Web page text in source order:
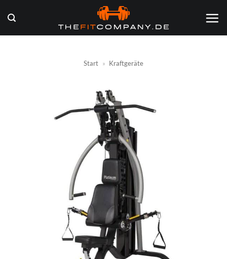
Inhalt
springen
Start » Kraftgeräte